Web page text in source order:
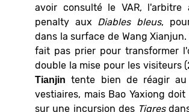
avoir consulté le VAR, l'arbitre
penalty aux Diables bleus,
dans la surface de Wang Xianjun.
fait pas prier pour transformer
double la mise pour les visiteurs
Tianjin tente bien de réagir
vestiaires, mais Bao Yaxiong
sur une incursion des Tigres